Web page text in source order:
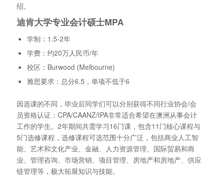
绍。
迪肯大学专业会计硕士MPA
学制：1.5-2年
学费：约20万人民币/年
校区：Burwood (Melbourne)
雅思要求：总分6.5，单项不低于6
因选课的不同，毕业后同学们可以分别获得不同行业协会/会
员资格认证：CPA/CAANZ/IPA非常适合希望在澳洲从事会计
工作的学生。2年期间共需学习16门课，包含11门核心课程与
5门选修课程，选修课程可选范围十分广泛，包括商业人工智
能、艺术和文化产业、金融、人力资源管理、国际贸易和商
业、管理咨询、市场营销、项目管理、房地产和房地产、供应
链管理等，极大拓展知识与技能。